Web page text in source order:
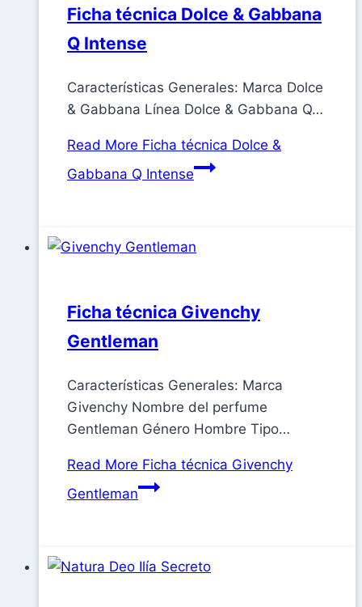
Ficha técnica Dolce & Gabbana
Q Intense
Características Generales: Marca Dolce
& Gabbana Línea Dolce & Gabbana Q…
Read More Ficha técnica Dolce &
Gabbana Q Intense
Ficha técnica Givenchy
Gentleman
Características Generales: Marca
Givenchy Nombre del perfume
Gentleman Género Hombre Tipo…
Read More Ficha técnica Givenchy
Gentleman